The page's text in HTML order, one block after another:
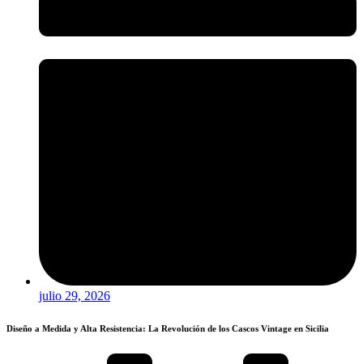
julio 29, 2026
Diseño a Medida y Alta Resistencia: La Revolución de los Cascos Vintage en Sicilia